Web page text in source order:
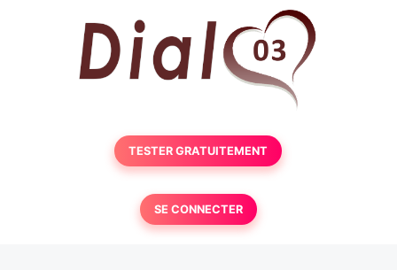
TESTER GRATUITEMENT
SE CONNECTER